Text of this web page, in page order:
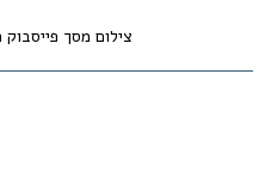
צילום מסך